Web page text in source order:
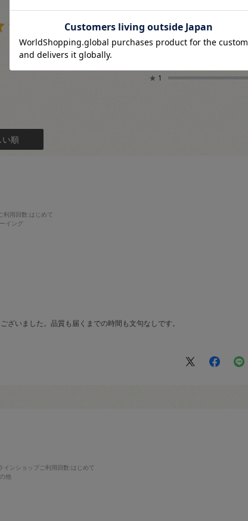
4.8
レビュー件数： 6件
★4
★ 3
★ 1
い順
利用回数:はじめて
イング
ざいました。品質も届くまでの時間も文句なしです。
インショップご利用回数:はじめて
他